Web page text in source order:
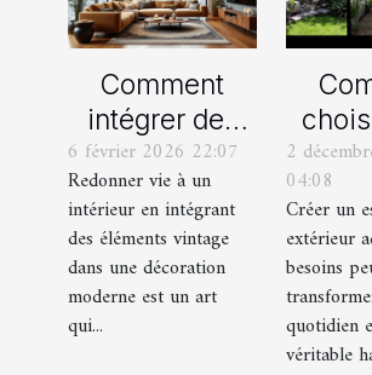
Comment
intégrer des
éléments
vintage dans
une décoration
moderne ?
6 février 2026 22:07
Redonner vie à un
intérieur en intégrant
des éléments vintage
dans une décoration
moderne est un art
qui...
un
votre
2
04:08
Créer un
extérieur
besoins
quotidien
véritable